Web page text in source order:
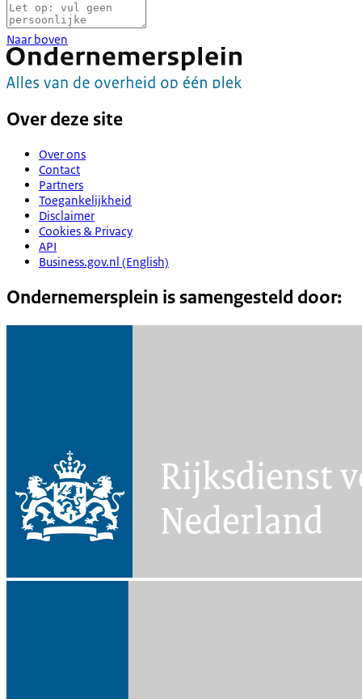
Naar boven
Over deze site
Over ons
Contact
Partners
Toegankelijkheid
Disclaimer
Cookies & Privacy
API
Business.gov.nl (English)
Ondernemersplein is samengesteld door: